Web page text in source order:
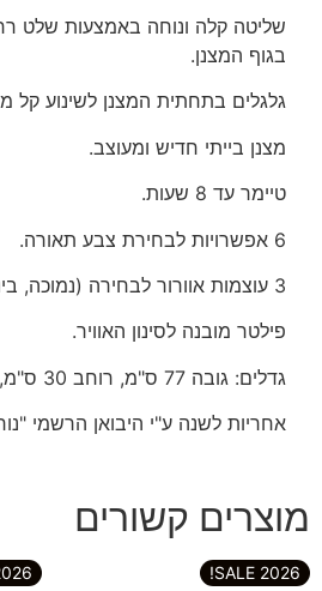
שליטה קלה ונוחה באמצעות שלט
בגוף המצנן.
גלגלים בתחתית המצנן לשינוע קל
מצנן בייתי חדיש ומעוצב.
טיימר עד 8 שעות.
6 אפשרויות לבחירת צבע תאורה.
3 עוצמות אוורור לבחירה (נמוכה, בינונית, גבוהה)
פילטר מובנה לסינון האוויר.
גדלים: גובה 77 ס"מ, רוחב 30 ס"מ, עומק 22 ס"מ.
אחריות לשנה ע"י היבואן הרשמי
מוצרים קשורים
2026 SALE!
SALE!